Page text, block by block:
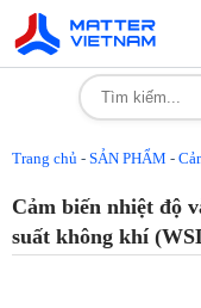
Trang chủ - SẢN PHẨM -
Cảm biến nhiệt độ
suất không khí